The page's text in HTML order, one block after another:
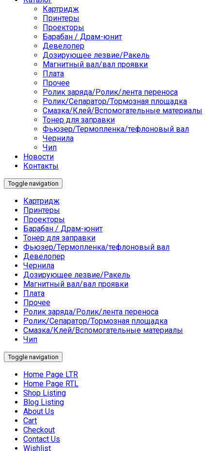
Картридж
Принтеры
Проекторы
Барабан / Драм-юнит
Девелопер
Дозирующее лезвие/Ракель
Магнитный вал/вал проявки
Плата
Прочее
Ролик заряда/Ролик/лента переноса
Ролик/Сепаратор/Тормозная площадка
Смазка/Клей/Вспомогательные материалы
Тонер для заправки
Фьюзер/Термопленка/тефлоновый вал
Чернила
Чип
Новости
Контакты
Toggle navigation
Картридж
Принтеры
Проекторы
Барабан / Драм-юнит
Тонер для заправки
Фьюзер/Термопленка/тефлоновый вал
Девелопер
Чернила
Дозирующее лезвие/Ракель
Магнитный вал/вал проявки
Плата
Прочее
Ролик заряда/Ролик/лента переноса
Ролик/Сепаратор/Тормозная площадка
Смазка/Клей/Вспомогательные материалы
Чип
Toggle navigation
Home Page LTR
Home Page RTL
Shop Listing
Blog Listing
About Us
Cart
Checkout
Contact Us
Wishlist